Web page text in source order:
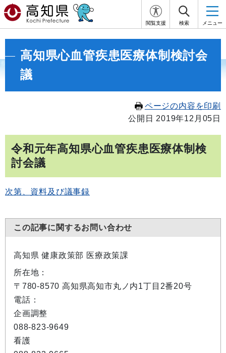
閲覧支援 検索 メニュー
高知県心血管疾患医療体制検討会
議
ページの内容を印刷
公開日 2019年12月05日
令和元年高知県心血管疾患医療体制検
討会議
次第、資料及び議事録
この記事に関するお問い合わせ
高知県 健康政策部 医療政策課
所在地：
〒780-8570 高知県高知市丸ノ内1丁目2番20号
電話：
企画調整
088-823-9649
看護